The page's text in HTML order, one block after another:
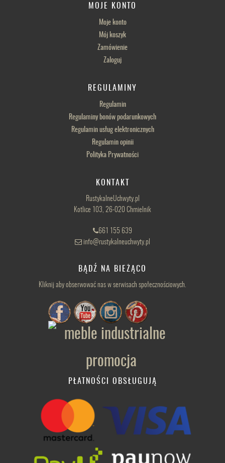
MOJE KONTO
Moje konto
Mój koszyk
Zamówienie
Zaloguj
REGULAMINY
Regulamin
Regulaminy bonów podarunkowych
Regulamin usług elektronicznych
Regulamin opinii
Polityka Prywatności
KONTAKT
RustykalneUchwyty.pl
Kotlice 103, 26-020 Chmielnik
661 155 639
info@rustykalneuchwyty.pl
BĄDŹ NA BIEŻĄCO
Kliknij aby obserwować nas w serwisach społecznościowych.
PŁATNOŚCI OBSŁUGUJĄ